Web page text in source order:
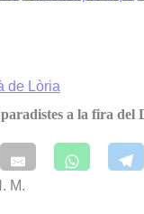
de Lòria
a la fira del
M.